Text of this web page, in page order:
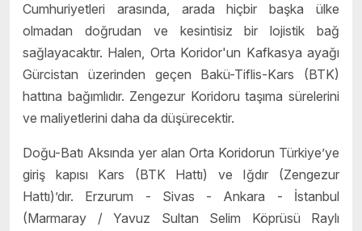
Cumhuriyetleri arasında, arada hiçbir başka ülke
olmadan doğrudan ve kesintisiz bir lojistik bağ
sağlayacaktır. Halen, Orta Koridor'un Kafkasya ayağı
Gürcistan üzerinden geçen Bakü-Tiflis-Kars (BTK)
hattına bağımlıdır. Zengezur Koridoru taşıma sürelerini
ve maliyetlerini daha da düşürecektir.
Doğu-Batı Aksında yer alan Orta Koridorun Türkiye’ye
giriş kapısı Kars (BTK Hattı) ve Iğdır (Zengezur
Hattı)’dır. Erzurum - Sivas - Ankara - İstanbul
(Marmaray / Yavuz Sultan Selim Köprüsü Raylı